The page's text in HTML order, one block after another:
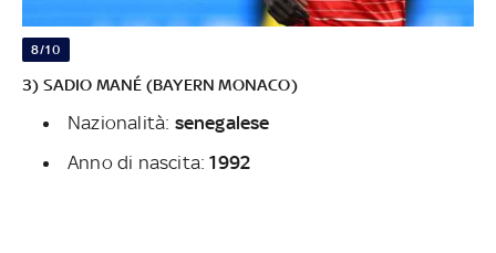
8/10
3) SADIO MANÉ (BAYERN MONACO)
Nazionalità: senegalese
Anno di nascita:1992